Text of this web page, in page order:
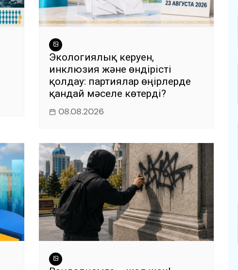
Экологиялық керуен,
инклюзия және өндірісті
қолдау: партиялар өңірлерде
қандай мәселе көтерді?
08.08.2026